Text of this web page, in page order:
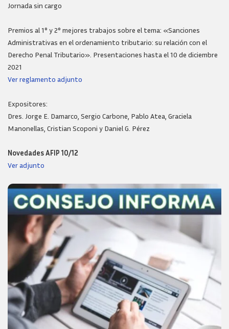
Jornada sin cargo
Premios al 1° y 2° mejores trabajos sobre el tema: «Sanciones
Administrativas en el ordenamiento tributario: su relación con el
Derecho Penal Tributario». Presentaciones hasta el 10 de diciembre
2021
Ver reglamento adjunto
Expositores:
Dres. Jorge E. Damarco, Sergio Carbone, Pablo Atea, Graciela
Manonellas, Cristian Scoponi y Daniel G. Pérez
Novedades AFIP 10/12
Ver adjunto